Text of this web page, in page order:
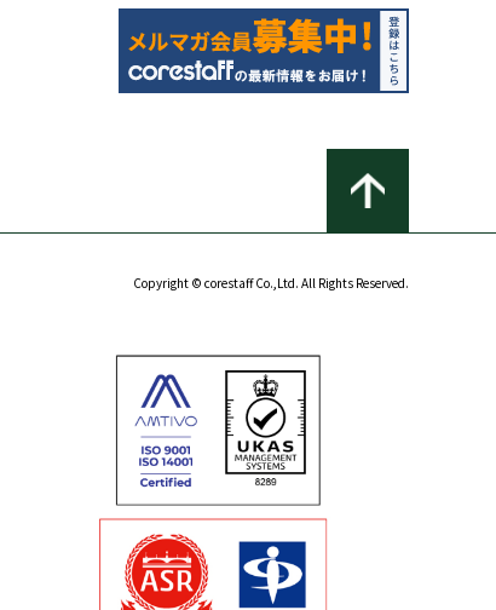
Copyright © corestaff Co.,Ltd. All Rights Reserved.